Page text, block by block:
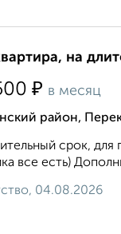
на
₽ в месяц
район,
срок,
все есть)
04.08.2026